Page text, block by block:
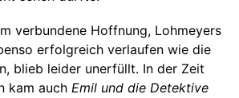
verbundene Hoffnung, Lohmeyers
erfolgreich verlaufen wie die
blieb leider unerfüllt. In der Zeit
kam auch Emil und die Detektive